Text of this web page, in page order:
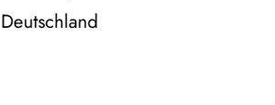
Deutschland